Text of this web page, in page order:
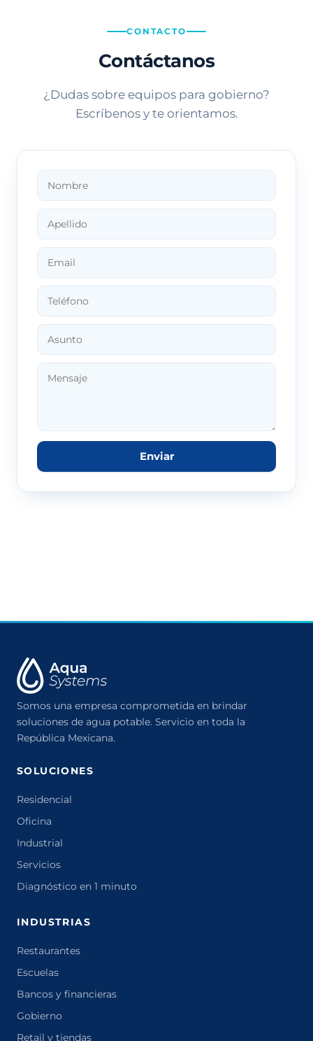
CONTACTO
Contáctanos
¿Dudas sobre equipos para gobierno?
Escríbenos y te orientamos.
Enviar
Somos una empresa comprometida en brindar
soluciones de agua potable. Servicio en toda la
República Mexicana.
SOLUCIONES
Residencial
Oficina
Industrial
Servicios
Diagnóstico en 1 minuto
INDUSTRIAS
Restaurantes
Escuelas
Bancos y financieras
Gobierno
Retail y tiendas